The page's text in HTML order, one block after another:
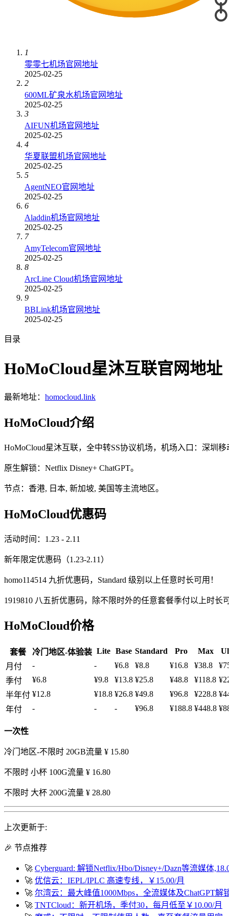
1
零零七机场官网地址
2025-02-25
2
600ML矿泉水机场官网地址
2025-02-25
3
AIFUN机场官网地址
2025-02-25
4
华夏联盟机场官网地址
2025-02-25
5
AgentNEO官网地址
2025-02-25
6
Aladdin机场官网地址
2025-02-25
7
AmyTelecom官网地址
2025-02-25
8
ArcLine Cloud机场官网地址
2025-02-25
9
BBLink机场官网地址
2025-02-25
目录
HoMoCloud星沐互联官网地址
最新地址： homocloud.link
HoMoCloud介绍
HoMoCloud星沐互联，全中转SS协议机场，机场入口：深圳
原生解锁：Netflix Disney+ ChatGPT。
节点：香港, 日本, 新加坡, 美国等主流地区。
HoMoCloud优惠码
活动时间：1.23 - 2.11
新年限定优惠码（1.23-2.11）
homo114514 九折优惠码，Standard 级别以上任意时长可用！
1919810 八五折优惠码，除不限时外的任意套餐季付以上时长可
HoMoCloud价格
套餐 冷门地区-体验装 Lite Base Standard Pro Max
月付
- - ¥6.8 ¥8.8 ¥16.8 ¥38.8
季付
¥6.8 ¥9.8 ¥13.8 ¥25.8 ¥48.8 ¥118.8
半年付 ¥12.8 ¥18.8 ¥26.8 ¥49.8 ¥96.8 ¥228.8
年付
- - - ¥96.8 ¥188.8 ¥448.8
一次性
冷门地区-不限时 20GB流量 ¥ 15.80
不限时 小杯 100G流量 ¥ 16.80
不限时 大杯 200G流量 ¥ 28.80
上次更新于:
🎉 节点推荐
🚀 Cyberguard: 解锁Netflix/Hbo/Disney+/Dazn等流媒体
🚀 优信云：IEPL/IPLC 高速专线，￥15.00/月
🚀 尔湾云：最大峰值1000Mbps，全流媒体及ChatGPT解
🚀 TNTCloud：新开机场，季付30，每月低至￥10.00/月